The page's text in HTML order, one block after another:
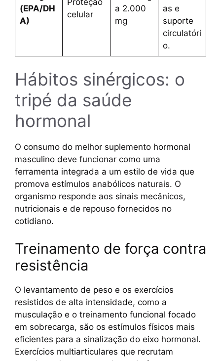
(EPA/DH
A)
celular
a 2.000
mg
as e
suporte
circulatóri
o.
Hábitos sinérgicos: o
tripé da saúde
hormonal
O consumo do melhor suplemento hormonal
masculino deve funcionar como uma
ferramenta integrada a um estilo de vida que
promova estímulos anabólicos naturais. O
organismo responde aos sinais mecânicos,
nutricionais e de repouso fornecidos no
cotidiano.
Treinamento de força contra
resistência
O levantamento de peso e os exercícios
resistidos de alta intensidade, como a
musculação e o treinamento funcional focado
em sobrecarga, são os estímulos físicos mais
eficientes para a sinalização do eixo hormonal.
Exercícios multiarticulares que recrutam